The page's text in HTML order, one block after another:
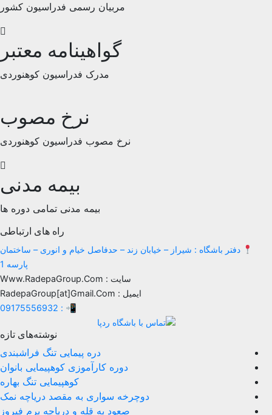
مربیان رسمی فدراسیون کشور
گواهینامه معتبر
مدرک فدراسیون کوهنوردی
نرخ مصوب
نرخ مصوب فدراسیون کوهنوردی
بیمه مدنی
بیمه مدنی تمامی دوره ها
راه های ارتباطی
باشگاه : شیراز – خیابان زند – حدفاصل خیام و انوری – ساختمان
نوشته‌های تازه
دره پیمایی تنگ فراشبندی
دوره کارآموزی کوهپیمایی بانوان
کوهپیمایی تنگ بهاره
دوچرخه سواری به مقصد دریاچه نمک
صعود به قله و دریاچه برم فیروز